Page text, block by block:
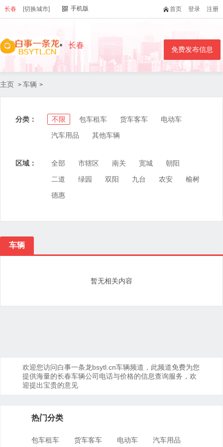
长春 [切换城市] 手机版 首页 登录 注册
长春 免费发布信息
主页 > 车辆 >
分类： 不限 包车租车 货车客车
电动车
汽车用品
其他车辆
区域： 全部 市辖区 南关 宽城
朝阳
二道
绿园 双阳 九台 农安
榆树
德惠
车辆
暂无相关内容
欢迎您访问白事一条龙bsytl.cn车辆频道，此频道免费为您
提供海量的长春车辆公司电话与价格的信息查询服务，欢
迎提出宝贵的意见
热门分类
包车租车 货车客车 电动车 汽车用品